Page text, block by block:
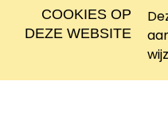
COOKIES OP
DEZE WEBSITE